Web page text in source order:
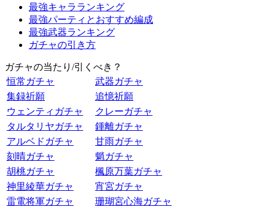
最強キャラランキング
最強パーティとおすすめ編成
最強武器ランキング
ガチャの引き方
ガチャの当たり/引くべき？
恒常ガチャ
武器ガチャ
集録祈願
追憶祈願
ウェンティガチャ
クレーガチャ
タルタリヤガチャ
鍾離ガチャ
アルベドガチャ
甘雨ガチャ
刻晴ガチャ
魈ガチャ
胡桃ガチャ
楓原万葉ガチャ
神里綾華ガチャ
宵宮ガチャ
雷電将軍ガチャ
珊瑚宮心海ガチャ